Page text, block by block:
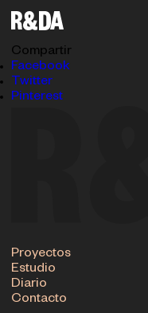
14.05.2026
Compartir
Facebook
Twitter
Pinterest
Proyectos
Estudio
Diario
Contacto